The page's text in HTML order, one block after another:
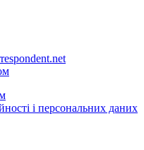
і персональних даних